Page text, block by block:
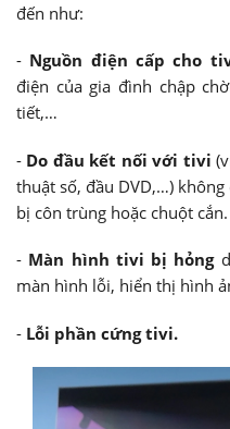
đến như:
- Nguồn điện cấp cho
điện của gia đình chập
tiết,…
- Do đầu kết nối với tivi
thuật số, đầu DVD,…)
bị côn trùng hoặc chuột cắn.
- Màn hình tivi bị hỏng
màn hình lỗi, hiển thị hình
- Lỗi phần cứng tivi.